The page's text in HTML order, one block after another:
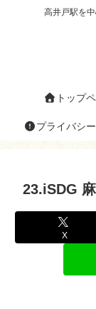
高井戸駅を
トップ
プライバシ
23.iSDG
X